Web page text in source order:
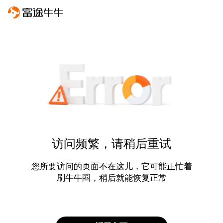
访问频繁，请稍后重试
您所要访问的页面不在这儿，它可能正忙着
刷牛牛圈，稍后就能恢复正常